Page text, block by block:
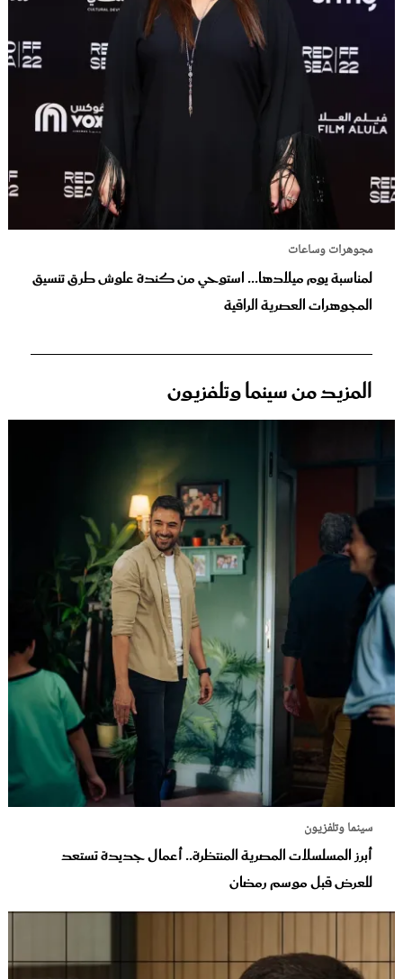
مجوهرات وساعات
لمناسبة يوم ميلادها... استوحي من كندة علوش طرق تنسيق
المجوهرات العصرية الراقية
المزيد من سينما وتلفزيون
سينما وتلفزيون
أبرز المسلسلات المصرية المنتظرة.. أعمال جديدة تستعد
للعرض قبل موسم رمضان